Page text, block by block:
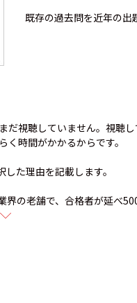
既存の過去問を近年の出
だ視聴していません。視聴
く時間がかかるからです。
した理由を記載します。
界の老舗で、合格者が延べ